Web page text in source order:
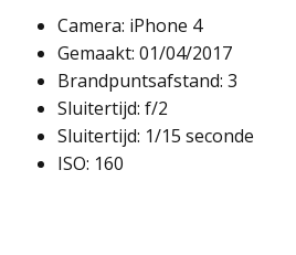
Camera: iPhone 4
Gemaakt: 01/04/2017
Brandpuntsafstand: 3
Sluitertijd: f/2
Sluitertijd: 1/15 seconde
ISO: 160